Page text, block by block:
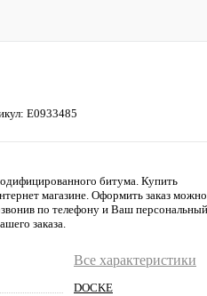
E0933485
битума. Купить
магазине. Оформить заказ можно
по телефону и Ваш персональный
заказа.
Все характеристики
DOCKE